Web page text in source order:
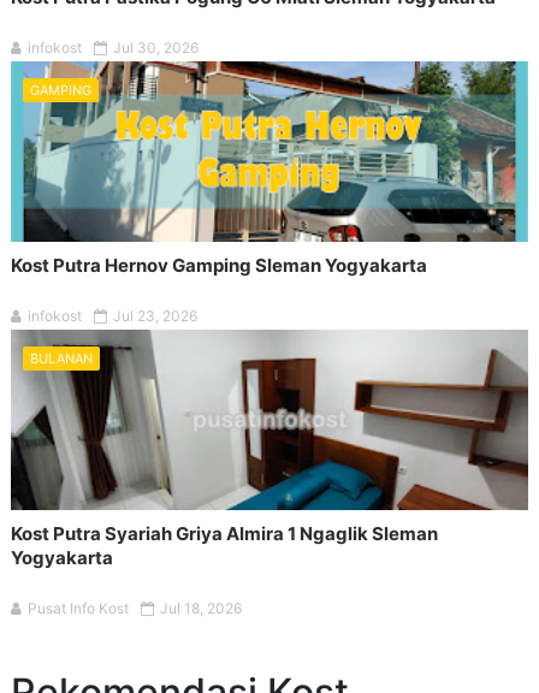
infokost Jul 30, 2026
GAMPING
Kost Putra Hernov Gamping Sleman Yogyakarta
infokost Jul 23, 2026
BULANAN
Kost Putra Syariah Griya Almira 1 Ngaglik Sleman
Yogyakarta
Pusat Info Kost Jul 18, 2026